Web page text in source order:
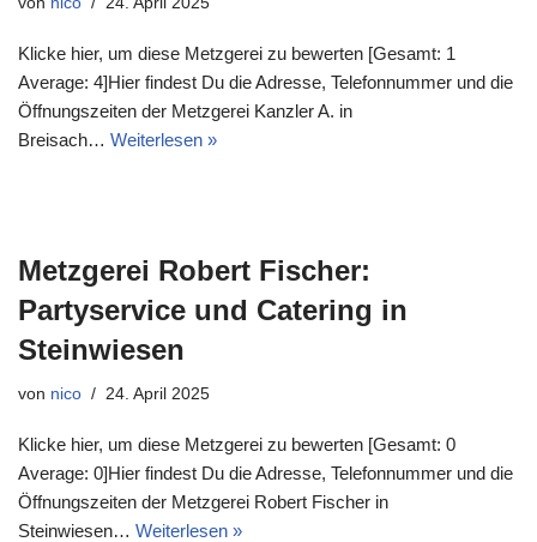
Klicke hier, um diese Metzgerei zu bewerten [Gesamt: 1
Average: 4]Hier findest Du die Adresse, Telefonnummer und die
Öffnungszeiten der Metzgerei Kanzler A. in
Breisach… Weiterlesen »
Metzgerei Robert Fischer:
Partyservice und Catering in
Steinwiesen
von nico 24. April 2025
Klicke hier, um diese Metzgerei zu bewerten [Gesamt: 0
Average: 0]Hier findest Du die Adresse, Telefonnummer und die
Öffnungszeiten der Metzgerei Robert Fischer in
Steinwiesen… Weiterlesen »